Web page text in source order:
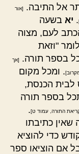
אל התיבה.
[אור
. יא בשעה
לעם, מצוה
"וזאת
בספר תורה.
[אך
. ומכל מקום
לבית הכנסת,
בספר תורה
התורה, עמוד ט].
שאין כתיבתו
כדי להוציא
אם הוציאו ספר